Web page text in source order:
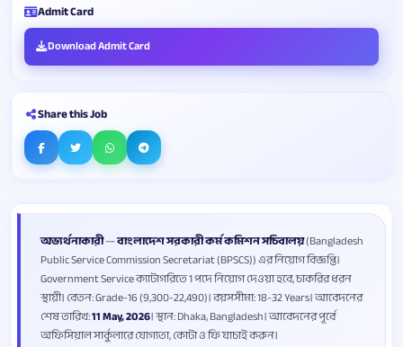
অভ্যর্থনাকারী—বাংলাদেশ সরকারী কর্ম কমিশন সচিবালয়(Bangladesh
Public Service Commission Secretariat (BPSCS)) এর নিয়োগ বিজ্ঞপ্তি।
Government Service ক্যাটাগরিতে 1 পদে নিয়োগ দেওয়া হবে, চাকরির ধরন
স্থায়ী। বেতন: Grade-16 (9,300-22,490)। বয়সসীমা: 18-32 Years। আবেদনের
শেষ তারিখ:11 May, 2026। স্থান: Dhaka, Bangladesh। আবেদনের পূর্বে
অফিসিয়াল সার্কুলারে যোগ্যতা, কোটা ও ফি যাচাই করুন।
Admit Card
Download Admit Card
Share this Job